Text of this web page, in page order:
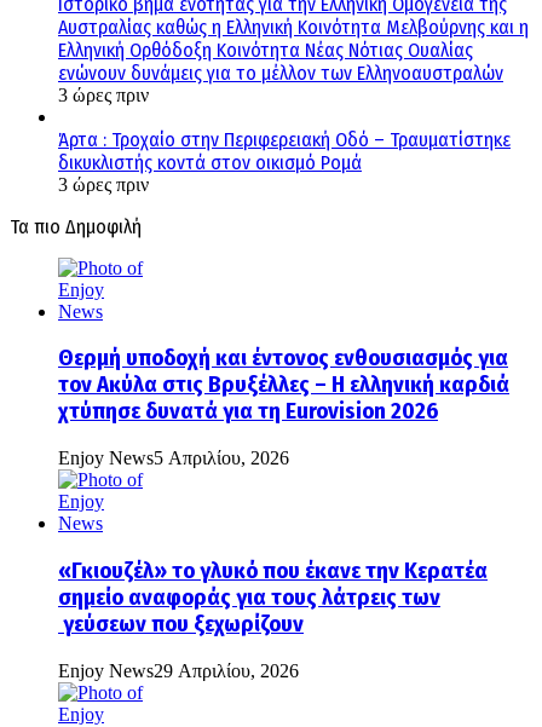
Αυστραλίας καθώς η Ελληνική Κοινότητα Μελβούρνης και η
Ελληνική Ορθόδοξη Κοινότητα Νέας Νότιας Ουαλίας
ενώνουν δυνάμεις για το μέλλον των Ελληνοαυστραλών
3 ώρες πριν
Άρτα : Τροχαίο στην Περιφερειακή Οδό – Τραυματίστηκε
δικυκλιστής κοντά στον οικισμό Ρομά
3 ώρες πριν
Τα πιο Δημοφιλή
Θερμή υποδοχή και έντονος ενθουσιασμός για
τον Ακύλα στις Βρυξέλλες – Η ελληνική καρδιά
χτύπησε δυνατά για τη Eurovision 2026
Enjoy News5 Απριλίου, 2026
«Γκιουζέλ» το γλυκό που έκανε την Κερατέα
σημείο αναφοράς για τους λάτρεις των
γεύσεων που ξεχωρίζουν
Enjoy News29 Απριλίου, 2026